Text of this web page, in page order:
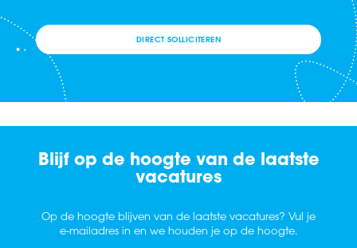
DIRECT SOLLICITEREN
Blijf op de hoogte van de laatste
vacatures
Op de hoogte blijven van de laatste vacatures? Vul je
e-mailadres in en we houden je op de hoogte.